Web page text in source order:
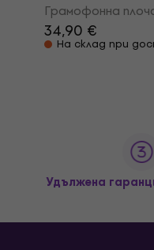
Грамофонна
34,90 €
На склад при
Удължена